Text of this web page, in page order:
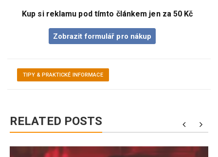
Kup si reklamu pod tímto článkem jen za 50 Kč
Zobrazit formulář pro nákup
TIPY & PRAKTICKÉ INFORMACE
RELATED POSTS